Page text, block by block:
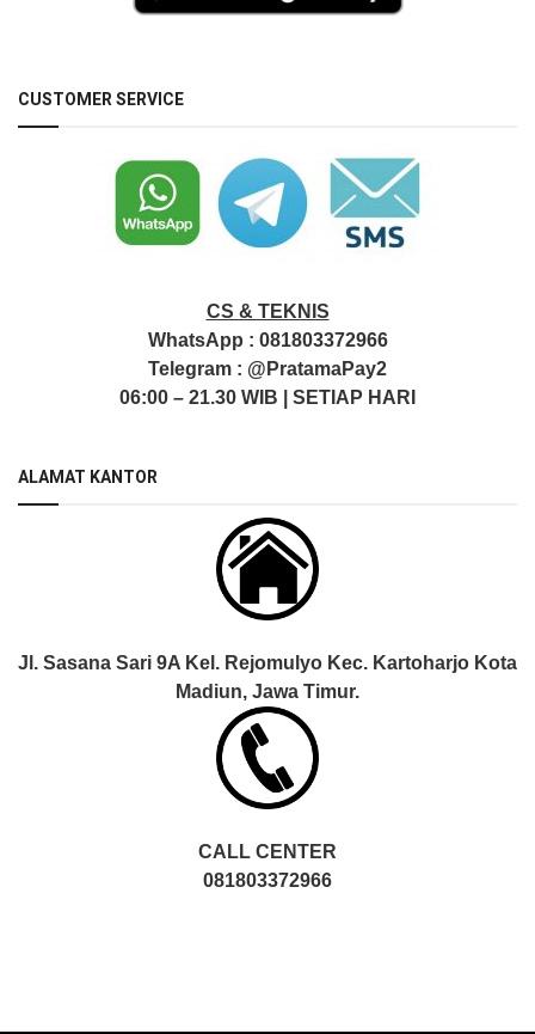
CUSTOMER SERVICE
CS & TEKNIS
WhatsApp : 081803372966
Telegram : @PratamaPay2
06:00 – 21.30 WIB | SETIAP HARI
ALAMAT KANTOR
Jl. Sasana Sari 9A Kel. Rejomulyo Kec. Kartoharjo Kota
Madiun, Jawa Timur.
CALL CENTER
081803372966